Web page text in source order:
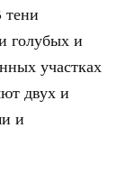
тени
голубых и
участках
двух и
и